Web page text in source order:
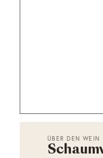
ÜBER DEN WEIN